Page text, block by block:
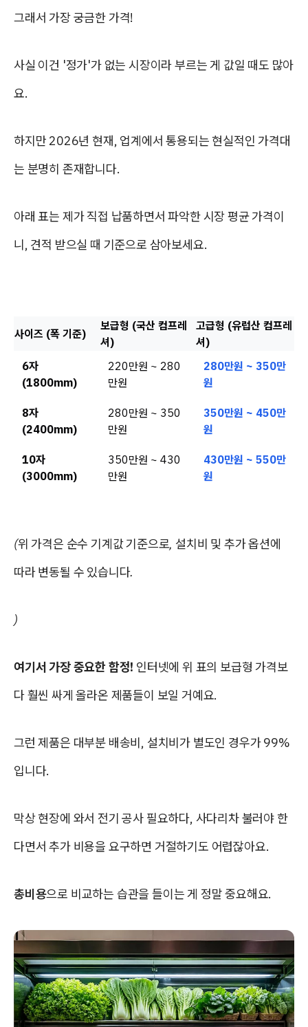
그래서 가장 궁금한 가격!
사실 이건 '정가'가 없는 시장이라 부르는 게 값일 때도 많아
요.
하지만 2026년 현재, 업계에서 통용되는 현실적인 가격대
는 분명히 존재합니다.
아래 표는 제가 직접 납품하면서 파악한 시장 평균 가격이
니, 견적 받으실 때 기준으로 삼아보세요.
사이즈 (폭 기준)
보급형 (국산 컴프레
셔)
고급형 (유럽산 컴프레
셔)
6자
(1800mm)
220만원 ~ 280
만원
280만원 ~ 350만
원
8자
(2400mm)
280만원 ~ 350
만원
350만원 ~ 450만
원
10자
(3000mm)
350만원 ~ 430
만원
430만원 ~ 550만
원
(위 가격은 순수 기계값 기준으로, 설치비 및 추가 옵션에
따라 변동될 수 있습니다.
)
여기서 가장 중요한 함정! 인터넷에 위 표의 보급형 가격보
다 훨씬 싸게 올라온 제품들이 보일 거예요.
그런 제품은 대부분 배송비, 설치비가 별도인 경우가 99%
입니다.
막상 현장에 와서 전기 공사 필요하다, 사다리차 불러야 한
다면서 추가 비용을 요구하면 거절하기도 어렵잖아요.
총비용으로 비교하는 습관을 들이는 게 정말 중요해요.